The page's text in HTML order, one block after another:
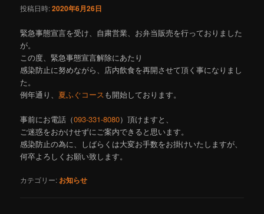
投稿日時:2020年6月26日
緊急事態宣言を受け、自粛営業、お弁当販売を行っておりました
が。
この度、緊急事態宣言解除にあたり
感染防止に努めながら、店内飲食を再開させて頂く事になりまし
た。
例年通り、 夏ふぐコース も開始しております。
事前にお電話（093-331-8080）頂けますと、
ご迷惑をおかけせずにご案内できると思います。
感染防止の為に、しばらくは大変お手数をお掛けいたしますが、
何卒よろしくお願い致します。
カテゴリー: お知らせ